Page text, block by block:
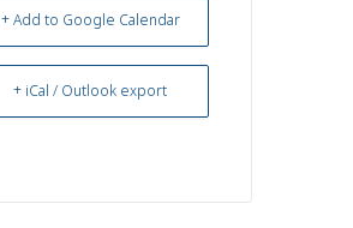
+ Add to Google Calendar
+ iCal / Outlook export